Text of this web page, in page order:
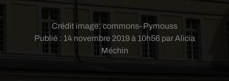
Publié : 14 novembre 2019 à 10h56 par Alicia
Méchin
Crédit image:commons- Pymouss